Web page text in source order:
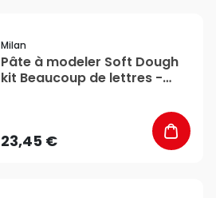
Milan
Pâte à modeler Soft Dough
kit Beaucoup de lettres -
23,45 €